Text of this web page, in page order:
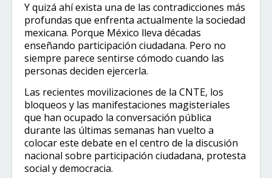
Y quizá ahí exista una de las contradicciones más
profundas que enfrenta actualmente la sociedad
mexicana. Porque México lleva décadas
enseñando participación ciudadana. Pero no
siempre parece sentirse cómodo cuando las
personas deciden ejercerla.
Las recientes movilizaciones de la CNTE, los
bloqueos y las manifestaciones magisteriales
que han ocupado la conversación pública
durante las últimas semanas han vuelto a
colocar este debate en el centro de la discusión
nacional sobre participación ciudadana, protesta
social y democracia.